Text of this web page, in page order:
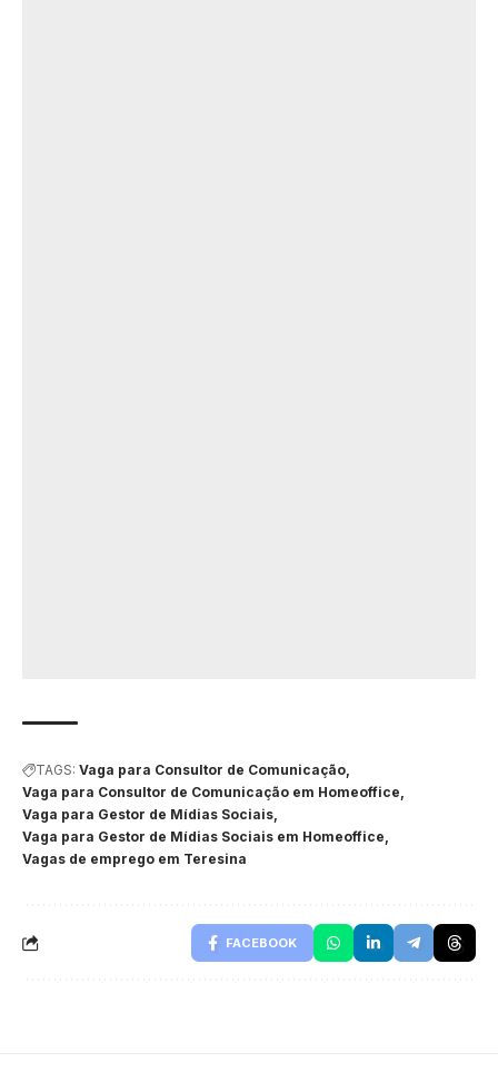
TAGS: Vaga para Consultor de Comunicação
Vaga para Consultor de Comunicação em Homeoffice
Vaga para Gestor de Mídias Sociais
Vaga para Gestor de Mídias Sociais em Homeoffice
Vagas de emprego em Teresina
FACEBOOK